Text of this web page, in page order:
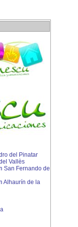
del Pinatar
Vallès
San Fernando de
Alhaurín de la